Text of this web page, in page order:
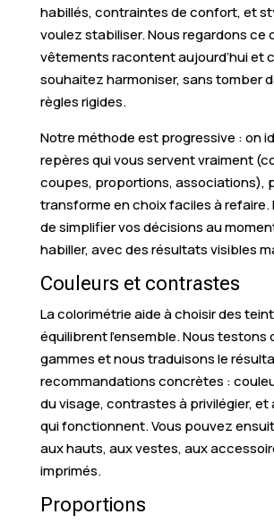
habillés, contraintes de confort, et
voulez stabiliser. Nous regardons ce
vêtements racontent aujourd’hui et
souhaitez harmoniser, sans tomber
règles rigides.
Notre méthode est progressive : on
repères qui vous servent vraiment
coupes, proportions, associations),
transforme en choix faciles à refaire.
de simplifier vos décisions au
habiller, avec des résultats visibles
Couleurs et contrastes
La colorimétrie aide à choisir des
équilibrent l’ensemble. Nous testons
gammes et nous traduisons le
recommandations concrètes :
du visage, contrastes à privilégier,
qui fonctionnent. Vous pouvez
aux hauts, aux vestes, aux
imprimés.
Proportions